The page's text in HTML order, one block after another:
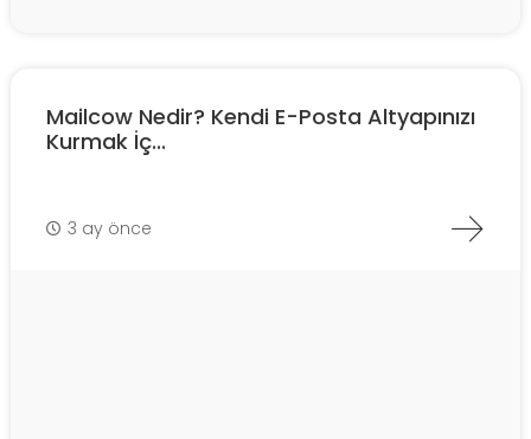
Mailcow Nedir? Kendi E-Posta Altyapınızı
Kurmak İç...
3 ay önce